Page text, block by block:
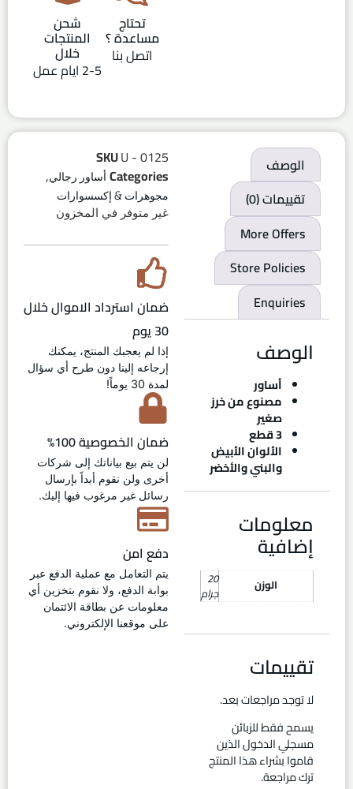
تحتاج
مساعدة ؟
اتصل بنا
شحن
المنتجات
خلال
2-5 ايام عمل
الوصف
تقييمات (0)
More Offers
Store Policies
Enquiries
الوصف
أساور
مصنوع من خرز
صغير
3 قطع
الألوان الأبيض
والبني والأخضر
معلومات
إضافية
الوزن 20
جرام
تقييمات
لا توجد مراجعات بعد.
يسمح فقط للزبائن
مسجلي الدخول الذين
قاموا بشراء هذا المنتج
ترك مراجعة.
SKUU - 0125
Categories أساور رجالي,
مجوهرات & إكسسوارات
غير متوفر في المخزون
ضمان استرداد الاموال خلال
30 يوم
إذا لم يعجبك المنتج، يمكنك
إرجاعه إلينا دون طرح أي سؤال
لمدة 30 يوماً!
ضمان الخصوصية 100%
لن يتم بيع بياناتك إلى شركات
أخرى ولن نقوم أبداً بإرسال
رسائل غير مرغوب فيها إليك.
دفع امن
يتم التعامل مع عملية الدفع عبر
بوابة الدفع، ولا نقوم بتخزين أي
معلومات عن بطاقة الائتمان
على موقعنا الإلكتروني.